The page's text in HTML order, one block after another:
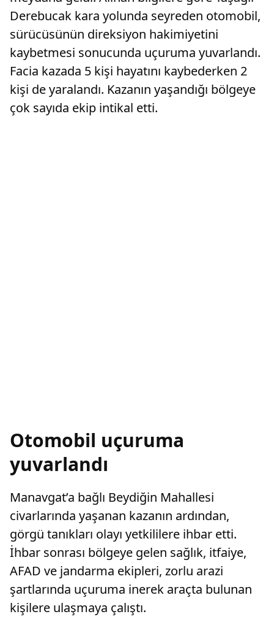
Derebucak kara yolunda seyreden otomobil,
sürücüsünün direksiyon hakimiyetini
kaybetmesi sonucunda uçuruma yuvarlandı.
Facia kazada 5 kişi hayatını kaybederken 2
kişi de yaralandı. Kazanın yaşandığı bölgeye
çok sayıda ekip intikal etti.
Otomobil uçuruma
yuvarlandı
Manavgat’a bağlı Beydiğin Mahallesi
civarlarında yaşanan kazanın ardından,
görgü tanıkları olayı yetkililere ihbar etti.
İhbar sonrası bölgeye gelen sağlık, itfaiye,
AFAD ve jandarma ekipleri, zorlu arazi
şartlarında uçuruma inerek araçta bulunan
kişilere ulaşmaya çalıştı.